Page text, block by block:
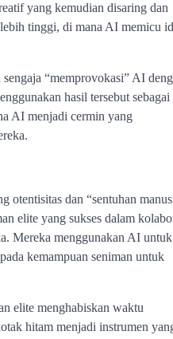
yang kemudian disaring dan
tinggi, di mana AI memicu
“memprovokasi” AI
hasil tersebut sebagai
AI menjadi cermin yang
otentisitas dan “sentuhan
elite yang sukses dalam
Mereka menggunakan AI untuk
kemampuan seniman untuk
elite menghabiskan waktu
hitam menjadi instrumen